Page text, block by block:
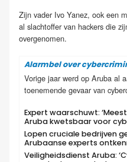
Zijn vader Ivo Yanez, ook een
al slachtoffer van hackers die
overgenomen.
Alarmbel over
Vorige jaar werd op Aruba al
toenemende gevaar van
Expert waarschuwt:
Aruba kwetsbaar voor
Lopen cruciale bedrijven
Arubaanse experts
Veiligheidsdienst Aruba: